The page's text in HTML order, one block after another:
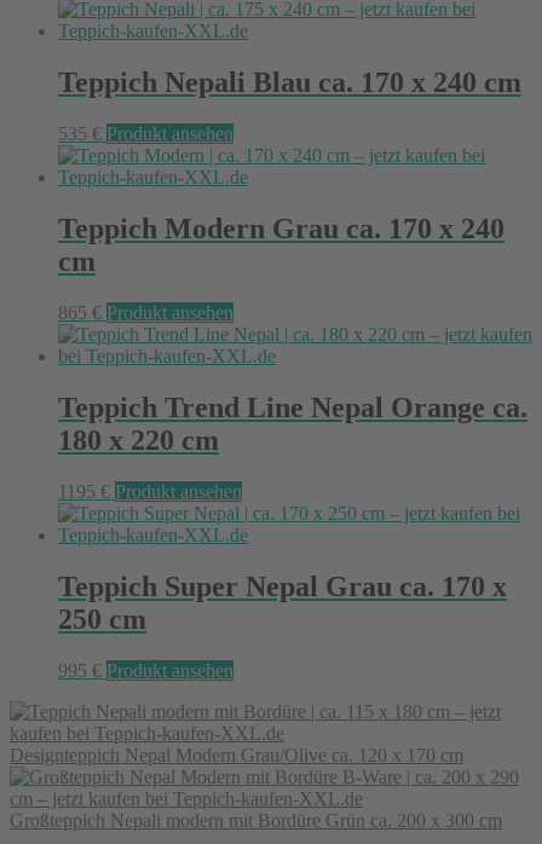
Teppich Nepali Blau ca. 170 x 240 cm
535 € Produkt ansehen
Teppich Modern Grau ca. 170 x 240
cm
865 € Produkt ansehen
Teppich Trend Line Nepal Orange ca.
180 x 220 cm
1195 € Produkt ansehen
Teppich Super Nepal Grau ca. 170 x
250 cm
995 € Produkt ansehen
Designteppich Nepal Modern Grau/Olive ca. 120 x 170 cm
Großteppich Nepali modern mit Bordüre Grün ca. 200 x 300 cm